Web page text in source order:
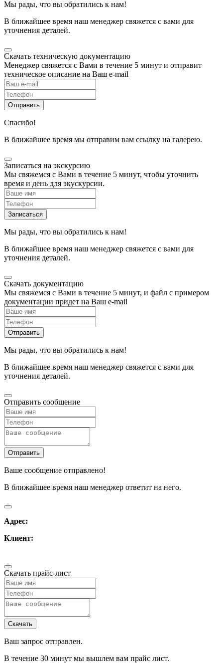
Мы рады, что вы обратились к нам!
В ближайшее время наш менеджер свяжется с вами для
уточнения деталей.
Скачать техническую документацию
Менеджер свяжется с Вами в течение 5 минут и отправит
техническое описание на Ваш e-mail
Спасибо!
В ближайшее время мы отправим вам ссылку на галерею.
Записаться на экскурсию
Мы свяжемся с Вами в течение 5 минут, чтобы уточнить
время и день для экускурсии.
Мы рады, что вы обратились к нам!
В ближайшее время наш менеджер свяжется с вами для
уточнения деталей.
Скачать документацию
Мы свяжемся с Вами в течение 5 минут, и файл с примером
документации придет на Ваш e-mail
Мы рады, что вы обратились к нам!
В ближайшее время наш менеджер свяжется с вами для
уточнения деталей.
Отправить сообщение
Ваше сообщение отправлено!
В ближайшее время наш менеджер ответит на него.
Адрес:
Клиент:
Скачать прайс-лист
Ваш запрос отправлен.
В течение 30 минут мы вышлем вам прайс лист.